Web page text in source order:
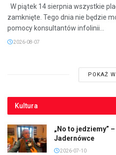
W piątek 14 sierpnia wszystkie
zamknięte. Tego dnia nie będzie
pomocy konsultantów infolinii...
2026-08-07
POKAŻ
Kultura
„No to jedziemy”
Jadernówce
2026-07-10